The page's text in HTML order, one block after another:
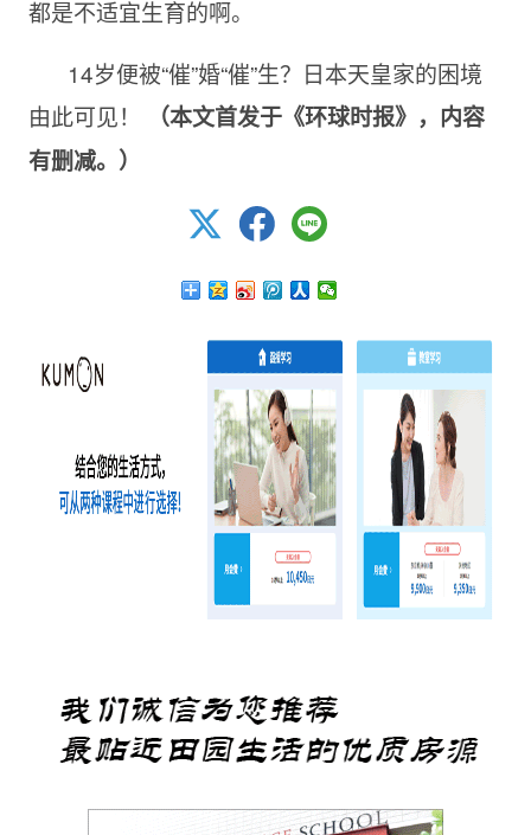
都是不适宜生育的啊。
14岁便被“催”婚“催”生？日本天皇家的困境
由此可见！
（本文首发于《环球时报》，内容
有删减。）